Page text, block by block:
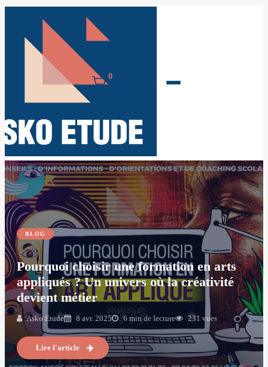
0
BLOG
Pourquoi choisir une formation en arts
appliqués ? Un univers où la créativité
devient métier
Asko Etude 8 avr. 2025 6 min de lecture 231 vues
Lire l'article